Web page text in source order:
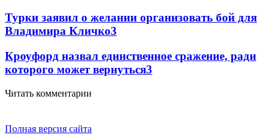
Турки заявил о желании организовать бой для
Владимира Кличко3
Кроуфорд назвал единственное сражение, ради
которого может вернуться3
Читать комментарии
Полная версия сайта